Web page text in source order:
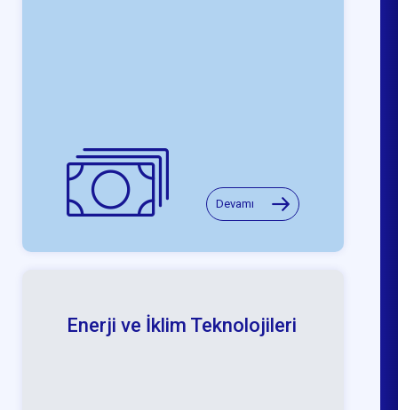
Devamı
Enerji ve İklim Teknolojileri